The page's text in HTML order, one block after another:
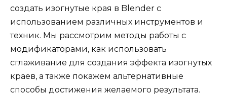
создать изогнутые края в Blender с
использованием различных инструментов и
техник. Мы рассмотрим методы работы с
модификаторами, как использовать
сглаживание для создания эффекта изогнутых
краев, а также покажем альтернативные
способы достижения желаемого результата.